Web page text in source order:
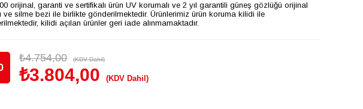
orijinal, garanti ve sertifikalı ürün UV korumalı ve 2 yıl garantili güneş gözlüğü orijinal
ve silme bezi ile birlikte gönderilmektedir. Ürünlerimiz ürün koruma kilidi ile
kilidi açılan ürünler geri iade alınmamaktadır.
₺4.754,00 (KDV Dahil)
₺3.804,00 (KDV Dahil)